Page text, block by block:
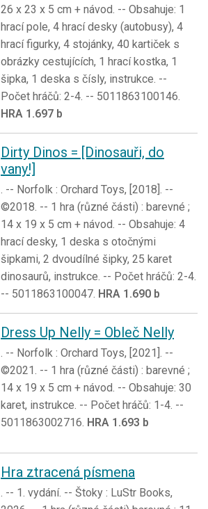
26 x 23 x 5 cm + návod. -- Obsahuje: 1
hrací pole, 4 hrací desky (autobusy), 4
hrací figurky, 4 stojánky, 40 kartiček s
obrázky cestujících, 1 hrací kostka, 1
šipka, 1 deska s čísly, instrukce. --
Počet hráčů: 2-4. -- 5011863100146.
HRA 1.697 b
Dirty Dinos = [Dinosauři, do
vany!]
. -- Norfolk : Orchard Toys, [2018]. --
©2018. -- 1 hra (různé části) : barevné ;
14 x 19 x 5 cm + návod. -- Obsahuje: 4
hrací desky, 1 deska s otočnými
šipkami, 2 dvoudílné šipky, 25 karet
dinosaurů, instrukce. -- Počet hráčů: 2-4.
-- 5011863100047. HRA 1.690 b
Dress Up Nelly = Obleč Nelly
. -- Norfolk : Orchard Toys, [2021]. --
©2021. -- 1 hra (různé části) : barevné ;
14 x 19 x 5 cm + návod. -- Obsahuje: 30
karet, instrukce. -- Počet hráčů: 1-4. --
5011863002716. HRA 1.693 b
Hra ztracená písmena
. -- 1. vydání. -- Štoky : LuStr Books,